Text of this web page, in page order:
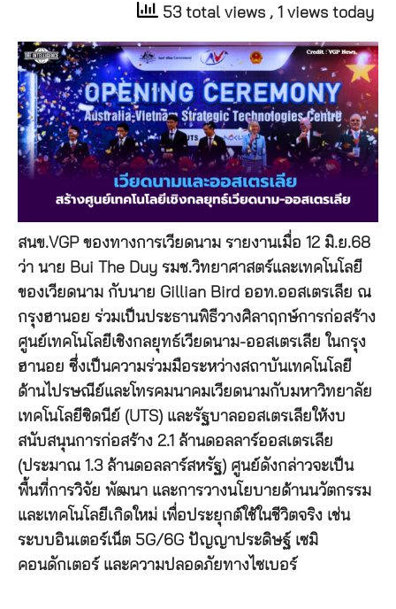
53 total views , 1 views today
สนข.VGP ของทางการเวียดนาม รายงานเมื่อ 12 มิ.ย.68
ว่า นาย Bui The Duy รมช.วิทยาศาสตร์และเทคโนโลยี
ของเวียดนาม กับนาย Gillian Bird ออท.ออสเตรเลีย ณ
กรุงฮานอย ร่วมเป็นประธานพิธีวางศิลาฤกษ์การก่อสร้าง
ศูนย์เทคโนโลยีเชิงกลยุทธ์เวียดนาม-ออสเตรเลีย ในกรุง
ฮานอย ซึ่งเป็นความร่วมมือระหว่างสถาบันเทคโนโลยี
ด้านไปรษณีย์และโทรคมนาคมเวียดนามกับมหาวิทยาลัย
เทคโนโลยีซิดนีย์ (UTS) และรัฐบาลออสเตรเลียให้งบ
สนับสนุนการก่อสร้าง 2.1 ล้านดอลลาร์ออสเตรเลีย
(ประมาณ 1.3 ล้านดอลลาร์สหรัฐ) ศูนย์ดังกล่าวจะเป็น
พื้นที่การวิจัย พัฒนา และการวางนโยบายด้านนวัตกรรม
และเทคโนโลยีเกิดใหม่ เพื่อประยุกต์ใช้ในชีวิตจริง เช่น
ระบบอินเตอร์เน็ต 5G/6G ปัญญาประดิษฐ์ เซมิ
คอนดักเตอร์ และความปลอดภัยทางไซเบอร์